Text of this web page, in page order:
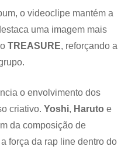
o videoclipe mantém a
uma imagem mais
TREASURE, reforçando a
o envolvimento dos
criativo. Yoshi, Haruto e
da composição de
força da rap line dentro do